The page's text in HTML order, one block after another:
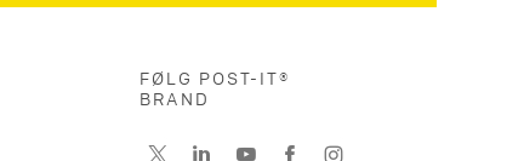
FØLG POST-IT®
BRAND